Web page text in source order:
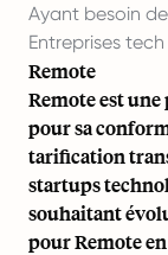
Ayant besoin
Entreprises
Remote
Remote est
pour sa
tarification
startups
souhaitant
pour Remote